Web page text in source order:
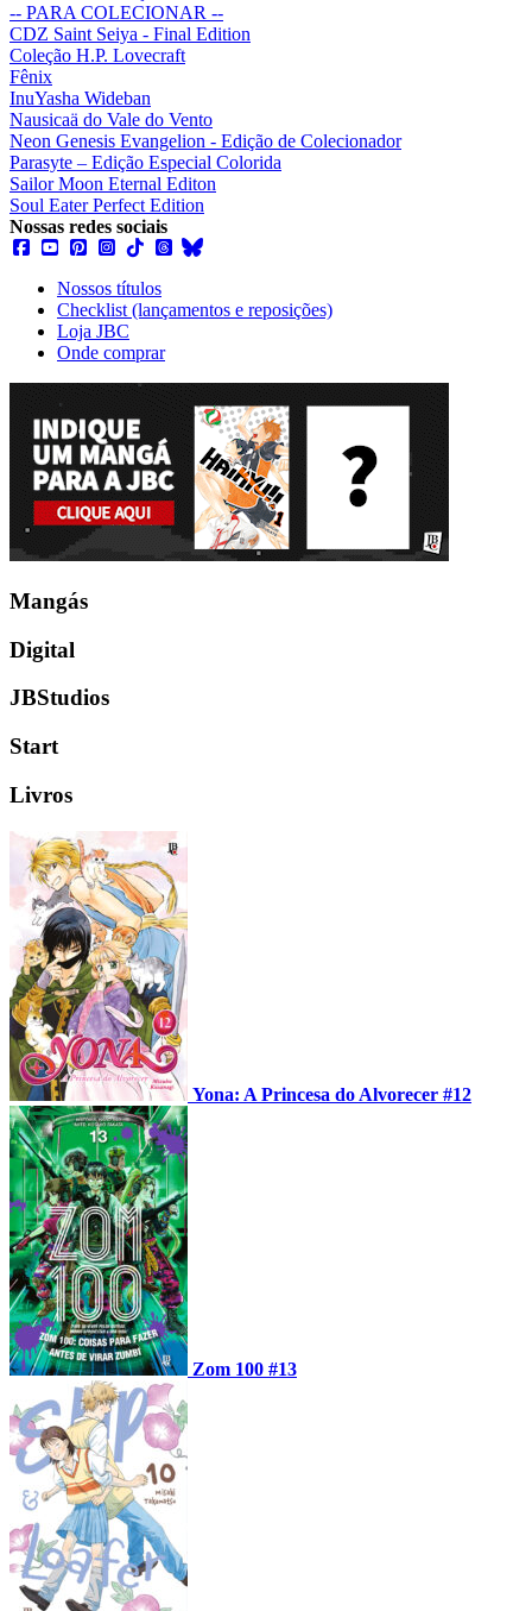
-- PARA COLECIONAR --
CDZ Saint Seiya - Final Edition
Coleção H.P. Lovecraft
Fênix
InuYasha Wideban
Nausicaä do Vale do Vento
Neon Genesis Evangelion - Edição de Colecionador
Parasyte – Edição Especial Colorida
Sailor Moon Eternal Editon
Soul Eater Perfect Edition
Nossas redes sociais
Nossos títulos
Checklist (lançamentos e reposições)
Loja JBC
Onde comprar
Mangás
Digital
JBStudios
Start
Livros
Yona: A Princesa do Alvorecer #12
Zom 100 #13